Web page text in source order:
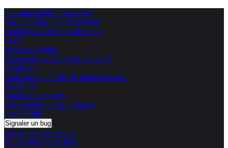
Pourquoi choisir TopAchat
Besoin d'aide ? Contacte nous
Conditions Générales de vente
CGU
Mentions légales
Comment sont collectés les avis ?
Livraison
Code promo / Offre de remboursement
Vie Privée
Cookies et trackers
Accessibilité : non conforme
Plan du site
Signaler un bug
Recherche par marque
Toutes nos ventes flash